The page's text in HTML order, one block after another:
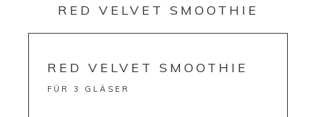
RED VELVET SMOOTHIE
RED VELVET SMOOTHIE
FÜR 3 GLÄSER